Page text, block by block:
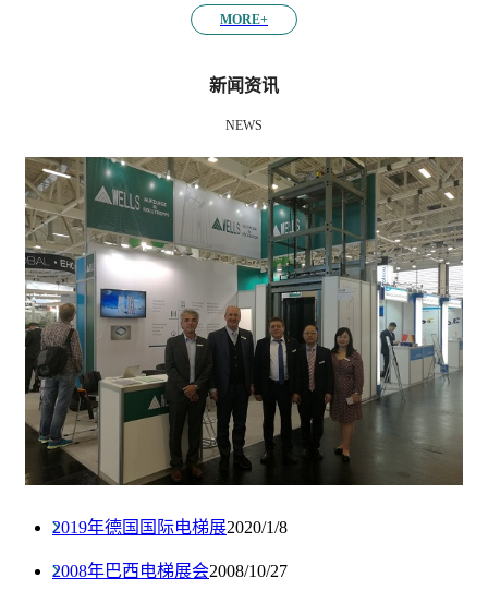
MORE+
新闻资讯
NEWS
2019年德国国际电梯展2020/1/8
2008年巴西电梯展会2008/10/27